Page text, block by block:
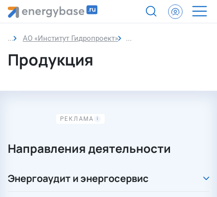
АО «Институт Гидропроект» Продукция
Продукция
Направления деятельности
Энергоаудит и энергосервис